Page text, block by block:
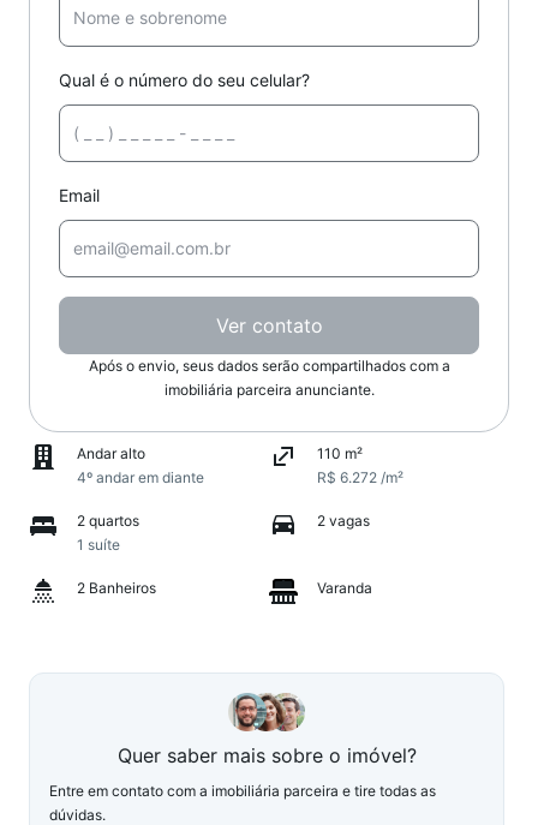
Qual é o número do seu celular?
Email
Ver contato
Após o envio, seus dados serão compartilhados com a
imobiliária parceira anunciante.
Andar alto
4º andar em diante
110 m²
R$ 6.272 /m²
2 quartos
1 suíte
2 vagas
2 Banheiros Varanda
Quer saber mais sobre o imóvel?
Entre em contato com a imobiliária parceira e tire todas as
dúvidas.